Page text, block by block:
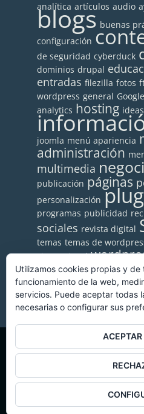
analítica artículos audio
blogs buenas
configuración
de seguridad cyberduck
dominios drupal
entradas filezilla fotos
wordpress general
analytics hosting ideas
joomla menú apariencia
administración
multimedia
publicación páginas
personalización
programas publicidad
sociales revista digital
temas temas de
vimeo visual
wordpress.com
wp-super-cache
Copyright © 2026 ·Monta
framework
Política
Utilizamos cookies propias y
funcionamiento de la web,
servicios. Puede aceptar todas
necesarias o configurar sus